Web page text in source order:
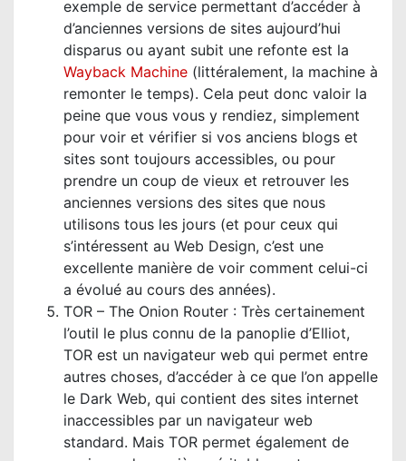
exemple de service permettant d’accéder à
d’anciennes versions de sites aujourd’hui
disparus ou ayant subit une refonte est la
Wayback Machine (littéralement, la machine à
remonter le temps). Cela peut donc valoir la
peine que vous vous y rendiez, simplement
pour voir et vérifier si vos anciens blogs et
sites sont toujours accessibles, ou pour
prendre un coup de vieux et retrouver les
anciennes versions des sites que nous
utilisons tous les jours (et pour ceux qui
s’intéressent au Web Design, c’est une
excellente manière de voir comment celui-ci
a évolué au cours des années).
TOR – The Onion Router : Très certainement
l’outil le plus connu de la panoplie d’Elliot,
TOR est un navigateur web qui permet entre
autres choses, d’accéder à ce que l’on appelle
le Dark Web, qui contient des sites internet
inaccessibles par un navigateur web
standard. Mais TOR permet également de